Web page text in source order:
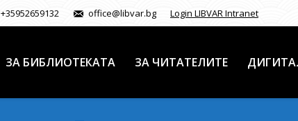
+35952659132 office@libvar.bg Login LIBVAR Intranet
ЗА БИБЛИОТЕКАТА ЗА ЧИТАТЕЛИТЕ